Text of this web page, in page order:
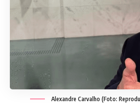
Alexandre Carvalho (Foto: